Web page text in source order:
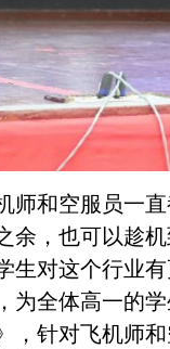
师和空服员一
余，也可以趁
生对这个行业
为全体高一的
，针对飞机师